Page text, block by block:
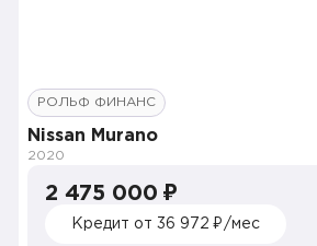
РОЛЬФ ФИНАНС
Nissan Murano
2020
2 475 000 ₽
Кредит от 36 972 ₽/мес